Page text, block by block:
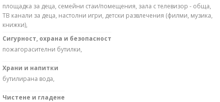
площадка за деца, семейни стаи/помещения, зала с телевизор - обща,
ТВ канали за деца, настолни игри, детски развлечения (филми, музика,
книжки),
Сигурност, охрана и безопасност
пожагорасителни бутилки,
Храни и напитки
бутилирана вода,
Чистене и гладене